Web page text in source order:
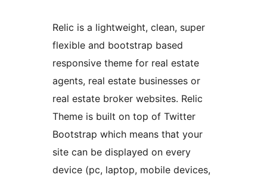
Relic is a lightweight, clean, super
flexible and bootstrap based
responsive theme for real estate
agents, real estate businesses or
real estate broker websites. Relic
Theme is built on top of Twitter
Bootstrap which means that your
site can be displayed on every
device (pc, laptop, mobile devices,